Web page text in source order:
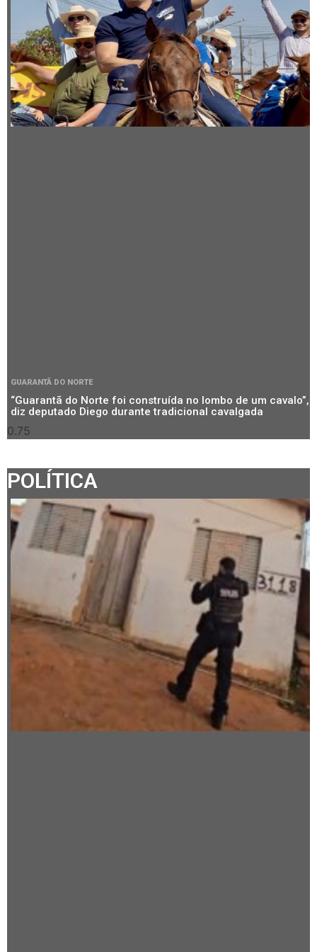
GUARANTÃ DO NORTE
“Guarantã do Norte foi construída no lombo de um cavalo”,
diz deputado Diego durante tradicional cavalgada
POLÍTICA